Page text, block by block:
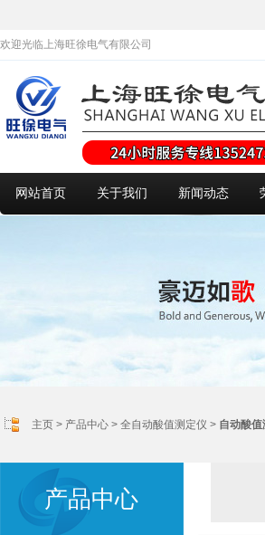
欢迎光临上海旺徐电气有限公司
网站首页 关于我们 新闻动态
主页 > 产品中心 > 全自动酸值测定仪 > 自动酸
产品中心